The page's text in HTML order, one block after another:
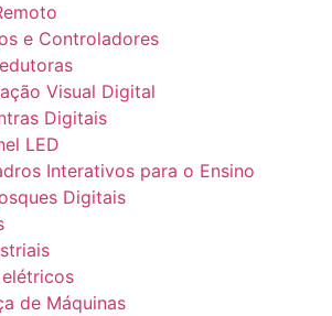
e Controladores
Visual Digital
Digitais
LED
Interativos para o Ensino
Digitais
de Máquinas